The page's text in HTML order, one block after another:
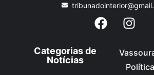
Categorias de
Notícias
Política